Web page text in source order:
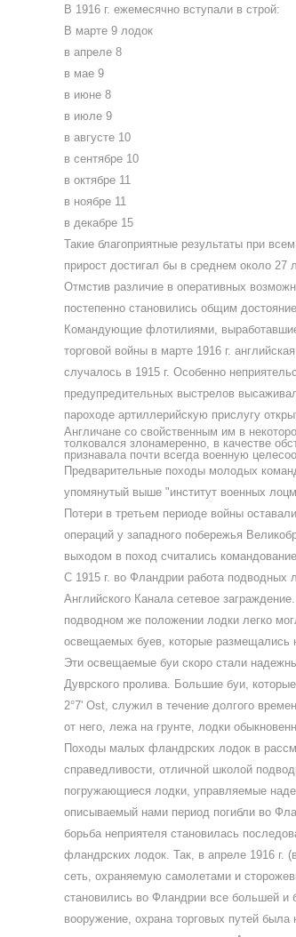
В 1916 г. ежемесячно вступали в строй:
В марте 9 лодок
в апреле 8
в мае 9
в июне 8
в июле 9
в августе 10
в сентябре 10
в октябре 11
в ноябре 11
в декабре 15
Такие благоприятные результаты при
прирост достигал бы в среднем около
Отмстив различие в оперативных
постепенно становились общим
Командующие флотилиями,
торговой войны в марте 1916 г.
случалось в 1915 г. Особенно
предупредительных выстрелов
пароходе артиллерийскую прислугу
Англичане со свойственным им в
толковался злонамеренно, в качестве
признавала почти всегда военную
Предварительные походы молодых
упомянутый выше "институт военных
Потери в третьем периоде войны
операций у западного побережья
выходом в поход считались
С 1915 г. во Фландрии работа подводных
Английского Канала сетевое
подводном же положении лодки легко
освещаемых буев, которые размещались
Эти освещаемые буи скоро стали
Дуврского пролива. Большие буи,
2°7' Ost, служил в течение долгого
от него, лежа на грунте, лодки
Походы малых фландрских лодок в
справедливости, отличной школой
погружающиеся лодки, управляемые
описываемый нами период погибли во
борьба неприятеля становилась
фландрских лодок. Так, в апреле 1916 г.
сеть, охраняемую самолетами и
становились во Фландрии все большей и
вооружение, охрана торговых путей